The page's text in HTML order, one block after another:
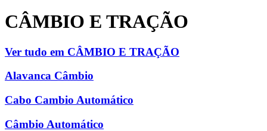
CÂMBIO E TRAÇÃO
Ver tudo em CÂMBIO E TRAÇÃO
Alavanca Câmbio
Cabo Cambio Automático
Câmbio Automático